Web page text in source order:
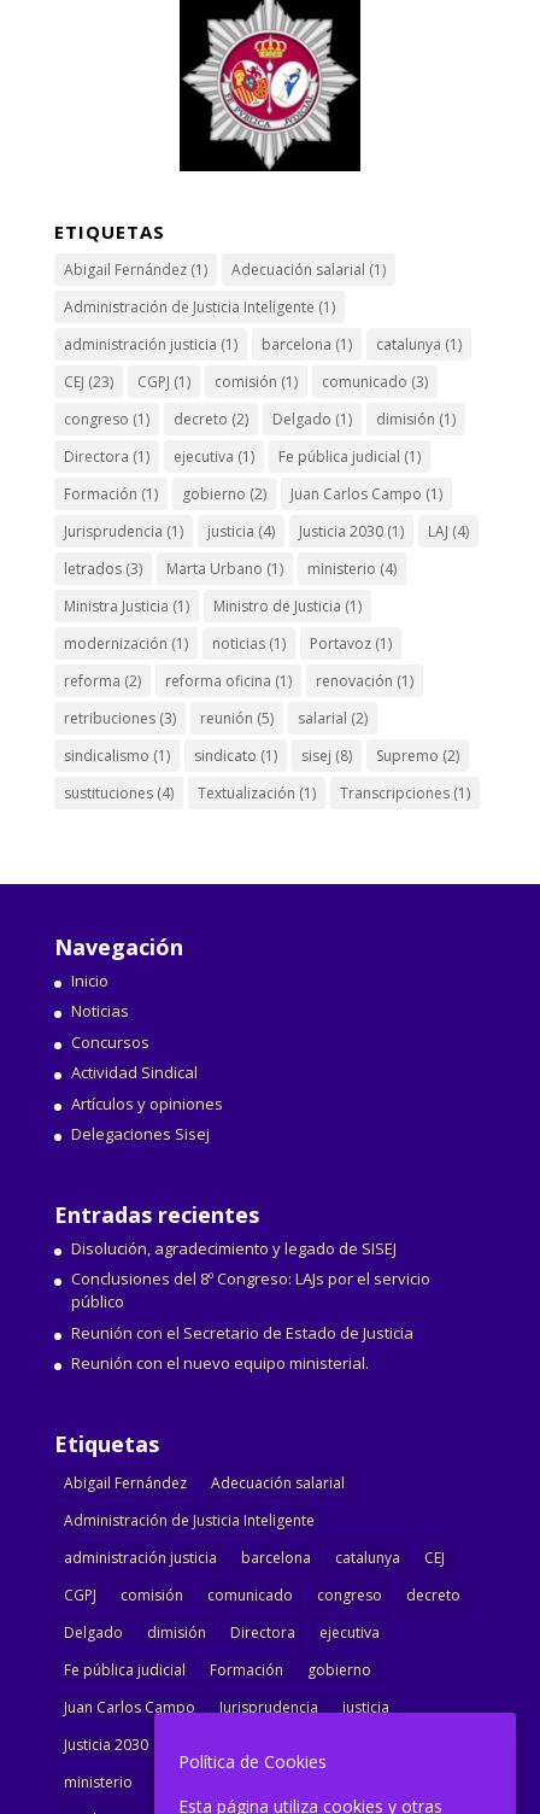
ETIQUETAS
Abigail Fernández(1) Adecuación salarial (1)
Administración de Justicia Inteligente (1)
administración justicia (1) barcelona (1) catalunya (1)
CEJ (23) CGPJ (1) comisión (1) comunicado (3)
congreso (1) decreto (2) Delgado (1) dimisión (1)
Directora (1) ejecutiva (1) Fe pública judicial (1)
Formación (1) gobierno (2) Juan Carlos Campo (1)
Jurisprudencia (1) justicia (4) Justicia 2030(1) LAJ (4)
letrados(3) Marta Urbano (1) ministerio (4)
Ministra Justicia (1) Ministro de Justicia (1)
modernización (1) noticias(1) Portavoz(1)
reforma (2) reforma oficina (1) renovación (1)
retribuciones(3) reunión (5) salarial (2)
sindicalismo (1) sindicato (1) sisej (8) Supremo (2)
sustituciones(4) Textualización (1) Transcripciones(1)
Navegación
Inicio
Noticias
Concursos
Actividad Sindical
Artículos y opiniones
Delegaciones Sisej
Entradas recientes
Disolución, agradecimiento y legado de SISEJ
Conclusiones del 8º Congreso: LAJs por el servicio
público
Reunión con el Secretario de Estado de Justicia
Reunión con el nuevo equipo ministerial.
Etiquetas
Abigail Fernández
Adecuación salarial
Administración de Justicia Inteligente
administración justicia
barcelona catalunya
CEJ
CGPJ
comisión comunicado congreso
decreto
Delgado
dimisión Directora
ejecutiva
Fe pública judicial
Formación
gobierno
Juan Carlos Campo
Jurisprudencia
justicia
Justicia 2030
ministerio
Política de Cookies
Esta página utiliza cookies y otras